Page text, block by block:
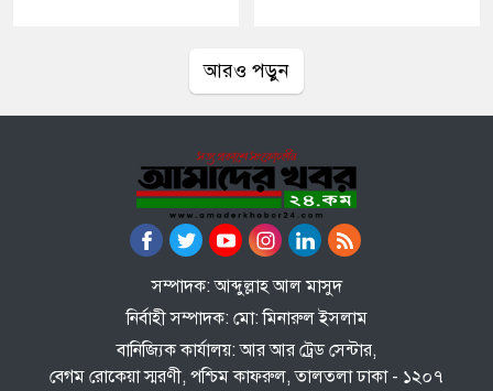
আরও পড়ুন
সম্পাদক: আব্দুল্লাহ আল মাসুদ
নির্বাহী সম্পাদক: মো: মিনারুল ইসলাম
বানিজ্যিক কার্যালয়: আর আর ট্রেড সেন্টার,
বেগম রোকেয়া স্মরণী, পশ্চিম কাফরুল, তালতলা ঢাকা - ১২০৭